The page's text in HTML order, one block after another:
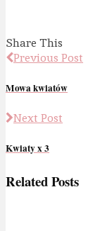
Share This
Previous Post
Mowa kwiatów
Next Post
Kwiaty x 3
Related Posts